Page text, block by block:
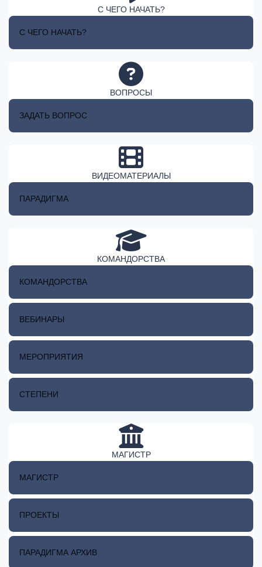
С ЧЕГО НАЧАТЬ?
С ЧЕГО НАЧАТЬ?
ВОПРОСЫ
ЗАДАТЬ ВОПРОС
ВИДЕОМАТЕРИАЛЫ
ПАРАДИГМА
КОМАНДОРСТВА
КОМАНДОРСТВА
ВЕБИНАРЫ
МЕРОПРИЯТИЯ
СТЕПЕНИ
МАГИСТР
МАГИСТР
ПРОЕКТЫ
ПАРАДИГМА АРХИВ